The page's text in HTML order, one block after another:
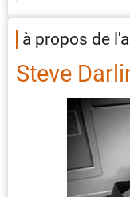
à propos de
Steve